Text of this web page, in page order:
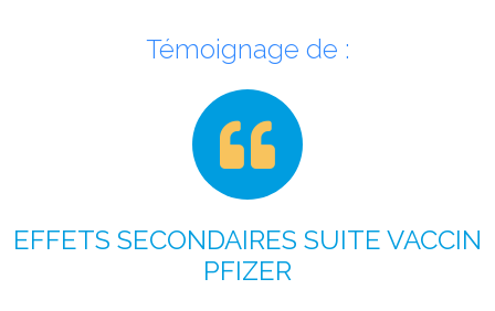
Témoignage de :
EFFETS SECONDAIRES SUITE VACCIN
PFIZER